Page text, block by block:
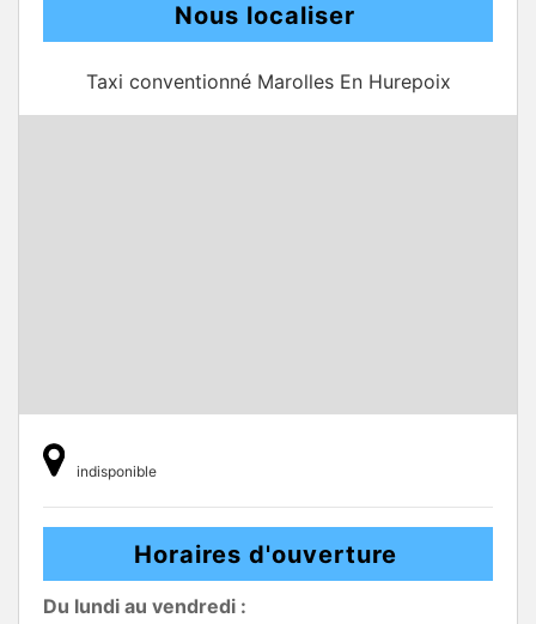
Nous localiser
Taxi conventionné Marolles En Hurepoix
indisponible
Horaires d'ouverture
Du lundi au vendredi :